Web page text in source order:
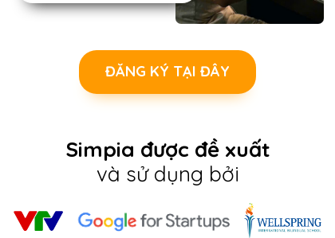
ĐĂNG KÝ TẠI ĐÂY
Simpia được đề xuất
và sử dụng bởi